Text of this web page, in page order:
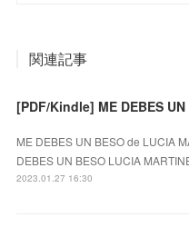
関連記事
[PDF/Kindle] ME DEBES
ME DEBES UN BESO de LUCIA
DEBES UN BESO LUCIA
2023.01.27 16:30